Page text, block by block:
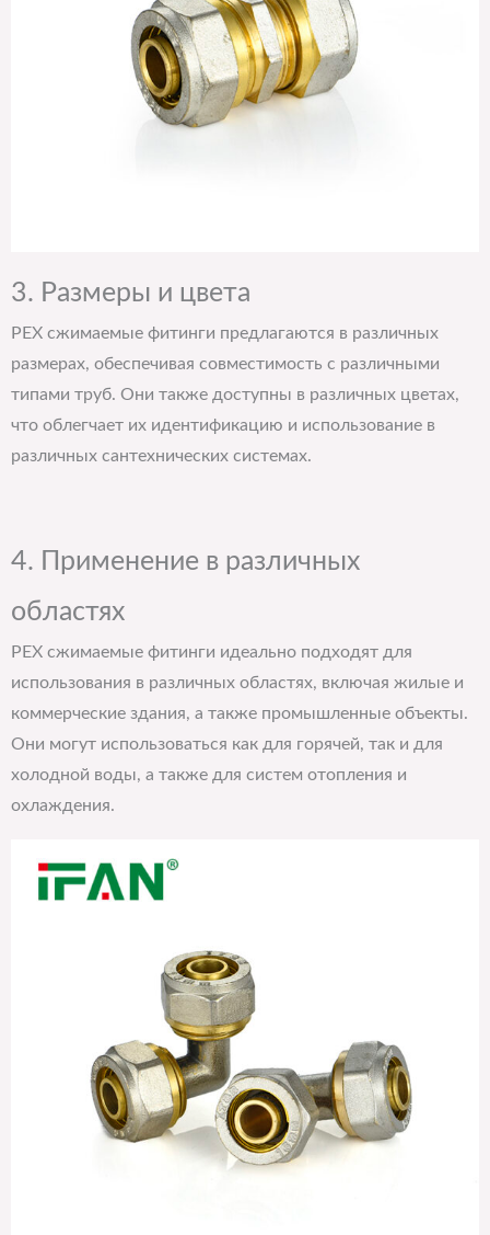
3. Размеры и цвета
PEX сжимаемые фитинги предлагаются в различных
размерах, обеспечивая совместимость с различными
типами труб. Они также доступны в различных цветах,
что облегчает их идентификацию и использование в
различных сантехнических системах.
4. Применение в различных
областях
PEX сжимаемые фитинги идеально подходят для
использования в различных областях, включая жилые и
коммерческие здания, а также промышленные объекты.
Они могут использоваться как для горячей, так и для
холодной воды, а также для систем отопления и
охлаждения.